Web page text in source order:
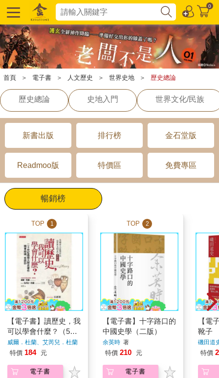
0
首頁 ＞ 電子書 ＞ 人文歷史 ＞ 世界史地 ＞ 歷史總論
歷史總論 史地入門 世界文化/民族
新書出版 排行榜 金石堂版
Readmoo版 特價區 免費專區
暢銷榜
TOP 1
【電子書】讀歷史，我
可以學會什麼？（50
年重版出來經典版）
威爾．杜蘭、艾芮兒．杜蘭
著
特價 184 元
電子書
TOP 2
【電子書】十字路口的
中國史學（二版）
余英時 著
特價 210 元
電子書
【電
靴子
磯田道
特價